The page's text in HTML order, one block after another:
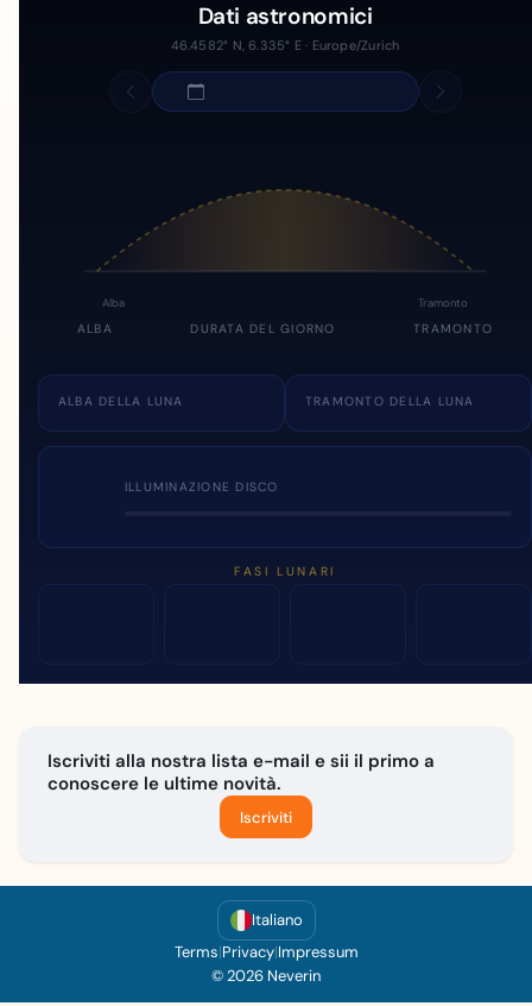
Dati astronomici
46.4582° N, 6.335° E · Europe/Zurich
Alba Tramonto
ALBA DURATA DEL GIORNO TRAMONTO
ALBA DELLA LUNA TRAMONTO DELLA LUNA
ILLUMINAZIONE DISCO
FASI LUNARI
Iscriviti alla nostra lista e-mail e sii il primo a
conoscere le ultime novità.
Iscriviti
Italiano
Terms|Privacy|Impressum
© 2026 Neverin